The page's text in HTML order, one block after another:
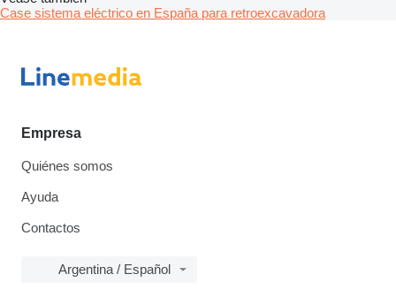
Case sistema eléctrico en España para retroexcavadora
Empresa
Quiénes somos
Ayuda
Contactos
Argentina / Español